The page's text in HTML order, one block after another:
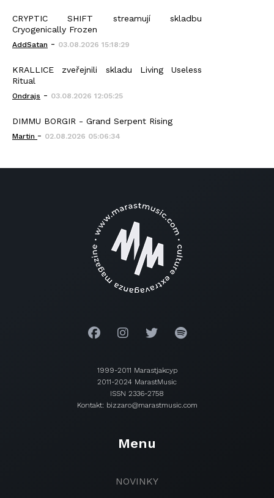
CRYPTIC SHIFT streamují skladbu
Cryogenically Frozen
AddSatan - 03.08.2026 15:18:29
KRALLICE zveřejnili skladu Living Useless
Ritual
Ondrajs - 03.08.2026 12:05:25
DIMMU BORGIR - Grand Serpent Rising
Martin - 02.08.2026 05:06:34
1999-2011 Marastjakcyp
2011-2024 MarastMusic
ISSN 2336-2758
Kontakt: bizzaro@marastmusic.com
Menu
NOVINKY